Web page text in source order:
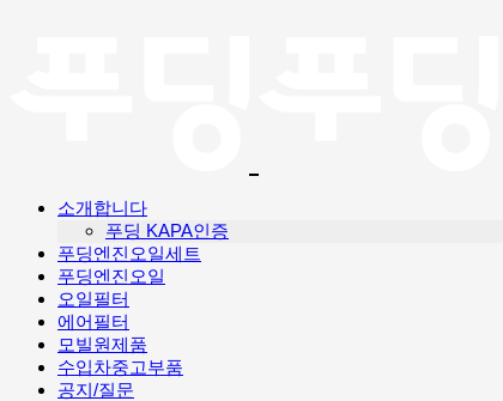
소개합니다
푸딩 KAPA인증
푸딩엔진오일세트
푸딩엔진오일
오일필터
에어필터
모빌원제품
수입차중고부품
공지/질문